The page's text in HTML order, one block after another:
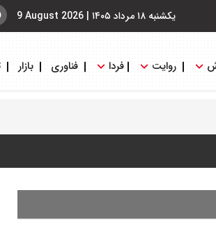
یکشنبه ۱۸ مرداد ۱۴۰۵ |
9 August 2026
روایت فردا فناوری بازار